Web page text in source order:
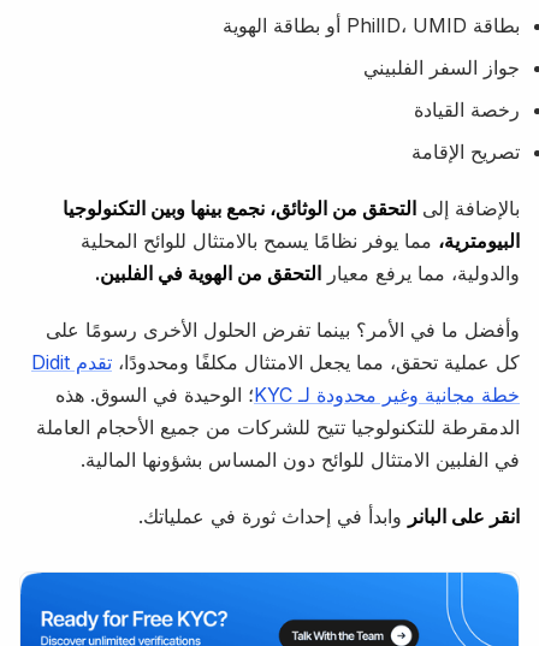
بطاقة PhilID، UMID أو بطاقة الهوية
جواز السفر الفلبيني
رخصة القيادة
تصريح الإقامة
بالإضافة إلى التحقق من الوثائق، نجمع بينها وبين التكنولوجيا
البيومترية، مما يوفر نظامًا يسمح بالامتثال للوائح المحلية
والدولية، مما يرفع معيار التحقق من الهوية في الفلبين.
وأفضل ما في الأمر؟ بينما تفرض الحلول الأخرى رسومًا على
كل عملية تحقق، مما يجعل الامتثال مكلفًا ومحدودًا،
تقدم Didit
خطة مجانية وغير محدودة لـ KYC
؛ الوحيدة في السوق. هذه
الدمقرطة للتكنولوجيا تتيح للشركات من جميع الأحجام العاملة
في الفلبين الامتثال للوائح دون المساس بشؤونها المالية.
انقر على البانر وابدأ في إحداث ثورة في عملياتك.